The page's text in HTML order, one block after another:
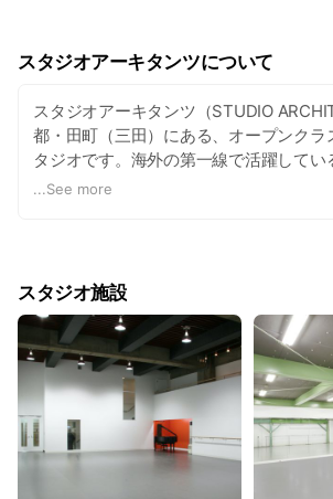
スタジオアーキタンツについて
スタジオアーキタンツ（STUDIO
都・田町（三田）にある、オープンクラ
タジオです。海外の第一線で活躍してい
聘し、質の高いバレエレッスンを開催す
ています。
...See more
スタジオ施設